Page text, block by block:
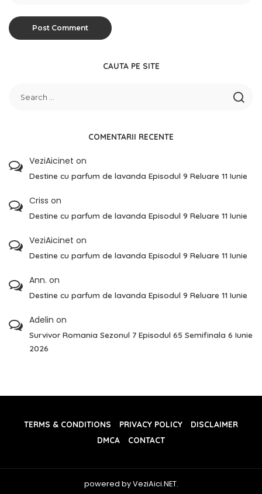
CAUTA PE SITE
COMENTARII RECENTE
VeziAicinet on
Destine cu parfum de lavanda Episodul 9 Reluare 11 Iunie
Criss on
Destine cu parfum de lavanda Episodul 9 Reluare 11 Iunie
VeziAicinet on
Destine cu parfum de lavanda Episodul 9 Reluare 11 Iunie
Ann. on
Destine cu parfum de lavanda Episodul 9 Reluare 11 Iunie
Adelin on
Survivor Romania Sezonul 7 Episodul 65 Semifinala 6 Iunie
2026
TERMS & CONDITIONS PRIVACY POLICY
DISCLAIMER
DMCA
CONTACT
powered by VeziAici.NET.